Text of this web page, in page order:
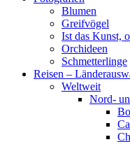
Blumen
Greifvögel
Ist das Kunst,
Orchideen
Schmetterlinge
Reisen –
Weltweit
Nord-